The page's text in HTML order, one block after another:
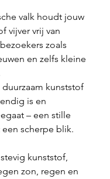
valk houdt jouw
vijver vrij van
zoals
en zelfs kleine
duurzaam kunststof
is en
– een stille
scherpe blik.
kunststof,
zon, regen en